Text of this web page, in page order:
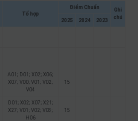
Tổ hợp
Điểm Chuẩn
Ghi
chú
2025 2024 2023
A01; D01; X02; X06;
X07; V00; V01; V02;
V04
15
D01; X02; X07; X21;
X27; V01; V02; V03;
H06
15